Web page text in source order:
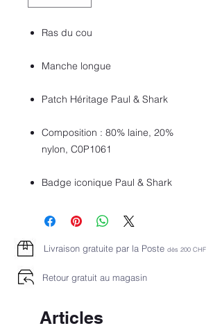
Ras du cou
Manche longue
Patch Héritage Paul & Shark
Composition : 80% laine, 20%
nylon, C0P1061
Badge iconique Paul & Shark
Livraison gratuite par la Poste dès 200 CHF
Retour gratuit au magasin
Articles